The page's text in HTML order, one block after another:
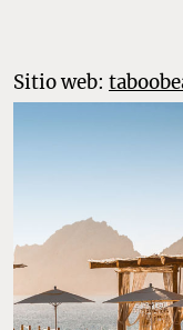
Sitio web: